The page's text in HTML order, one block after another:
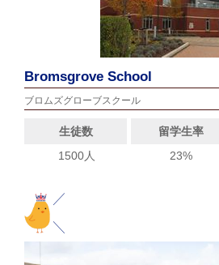
Bromsgrove School
ブロムズグローブスクール
生徒数 留学生率
1500人
23%